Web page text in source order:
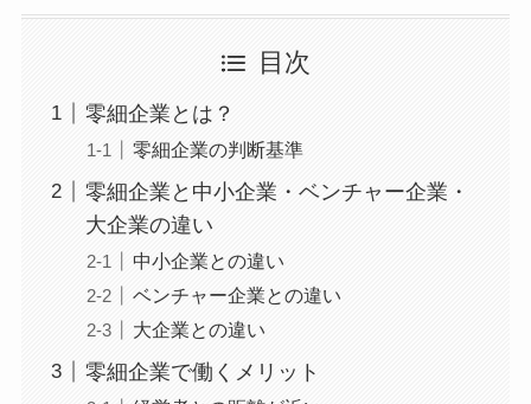
目次
零細企業とは？
零細企業の判断基準
零細企業と中小企業・ベンチャー企業・
大企業の違い
中小企業との違い
ベンチャー企業との違い
大企業との違い
零細企業で働くメリット